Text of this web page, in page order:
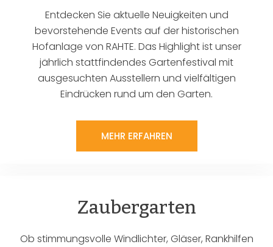
Entdecken Sie aktuelle Neuigkeiten und
bevorstehende Events auf der historischen
Hofanlage von RAHTE. Das Highlight ist unser
jährlich stattfindendes Gartenfestival mit
ausgesuchten Ausstellern und vielfältigen
Eindrücken rund um den Garten.
MEHR ERFAHREN
Zaubergarten
Ob stimmungsvolle Windlichter, Gläser, Rankhilfen